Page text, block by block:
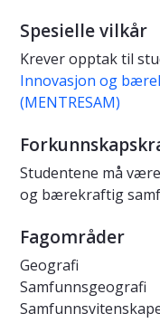
Spesielle vilkår
Krever opptak til
Innovasjon og
(MENTRESAM)
Studentene må
og bærekraftig
Fagområder
Geografi
Samfunnsgeografi